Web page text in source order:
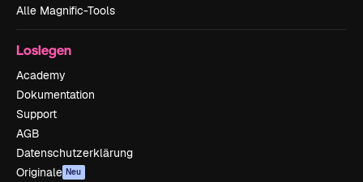
Alle Magnific-Tools
Loslegen
Academy
Dokumentation
Support
AGB
Datenschutzerklärung
Originale Neu